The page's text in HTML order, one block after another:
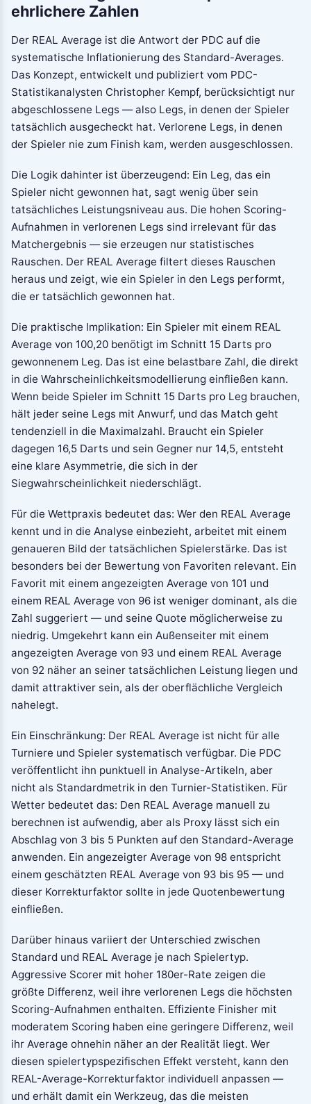
ehrlichere Zahlen
Der REAL Average ist die Antwort der PDC auf die
systematische Inflationierung des Standard-Averages.
Das Konzept, entwickelt und publiziert vom PDC-
Statistikanalysten Christopher Kempf, berücksichtigt nur
abgeschlossene Legs — also Legs, in denen der Spieler
tatsächlich ausgecheckt hat. Verlorene Legs, in denen
der Spieler nie zum Finish kam, werden ausgeschlossen.
Die Logik dahinter ist überzeugend: Ein Leg, das ein
Spieler nicht gewonnen hat, sagt wenig über sein
tatsächliches Leistungsniveau aus. Die hohen Scoring-
Aufnahmen in verlorenen Legs sind irrelevant für das
Matchergebnis — sie erzeugen nur statistisches
Rauschen. Der REAL Average filtert dieses Rauschen
heraus und zeigt, wie ein Spieler in den Legs performt,
die er tatsächlich gewonnen hat.
Die praktische Implikation: Ein Spieler mit einem REAL
Average von 100,20 benötigt im Schnitt 15 Darts pro
gewonnenem Leg. Das ist eine belastbare Zahl, die direkt
in die Wahrscheinlichkeitsmodellierung einfließen kann.
Wenn beide Spieler im Schnitt 15 Darts pro Leg brauchen,
hält jeder seine Legs mit Anwurf, und das Match geht
tendenziell in die Maximalzahl. Braucht ein Spieler
dagegen 16,5 Darts und sein Gegner nur 14,5, entsteht
eine klare Asymmetrie, die sich in der
Siegwahrscheinlichkeit niederschlägt.
Für die Wettpraxis bedeutet das: Wer den REAL Average
kennt und in die Analyse einbezieht, arbeitet mit einem
genaueren Bild der tatsächlichen Spielerstärke. Das ist
besonders bei der Bewertung von Favoriten relevant. Ein
Favorit mit einem angezeigten Average von 101 und
einem REAL Average von 96 ist weniger dominant, als die
Zahl suggeriert — und seine Quote möglicherweise zu
niedrig. Umgekehrt kann ein Außenseiter mit einem
angezeigten Average von 93 und einem REAL Average
von 92 näher an seiner tatsächlichen Leistung liegen und
damit attraktiver sein, als der oberflächliche Vergleich
nahelegt.
Ein Einschränkung: Der REAL Average ist nicht für alle
Turniere und Spieler systematisch verfügbar. Die PDC
veröffentlicht ihn punktuell in Analyse-Artikeln, aber
nicht als Standardmetrik in den Turnier-Statistiken. Für
Wetter bedeutet das: Den REAL Average manuell zu
berechnen ist aufwendig, aber als Proxy lässt sich ein
Abschlag von 3 bis 5 Punkten auf den Standard-Average
anwenden. Ein angezeigter Average von 98 entspricht
einem geschätzten REAL Average von 93 bis 95 — und
dieser Korrekturfaktor sollte in jede Quotenbewertung
einfließen.
Darüber hinaus variiert der Unterschied zwischen
Standard und REAL Average je nach Spielertyp.
Aggressive Scorer mit hoher 180er-Rate zeigen die
größte Differenz, weil ihre verlorenen Legs die höchsten
Scoring-Aufnahmen enthalten. Effiziente Finisher mit
moderatem Scoring haben eine geringere Differenz, weil
ihr Average ohnehin näher an der Realität liegt. Wer
diesen spielertypspezifischen Effekt versteht, kann den
REAL-Average-Korrekturfaktor individuell anpassen —
und erhält damit ein Werkzeug, das die meisten